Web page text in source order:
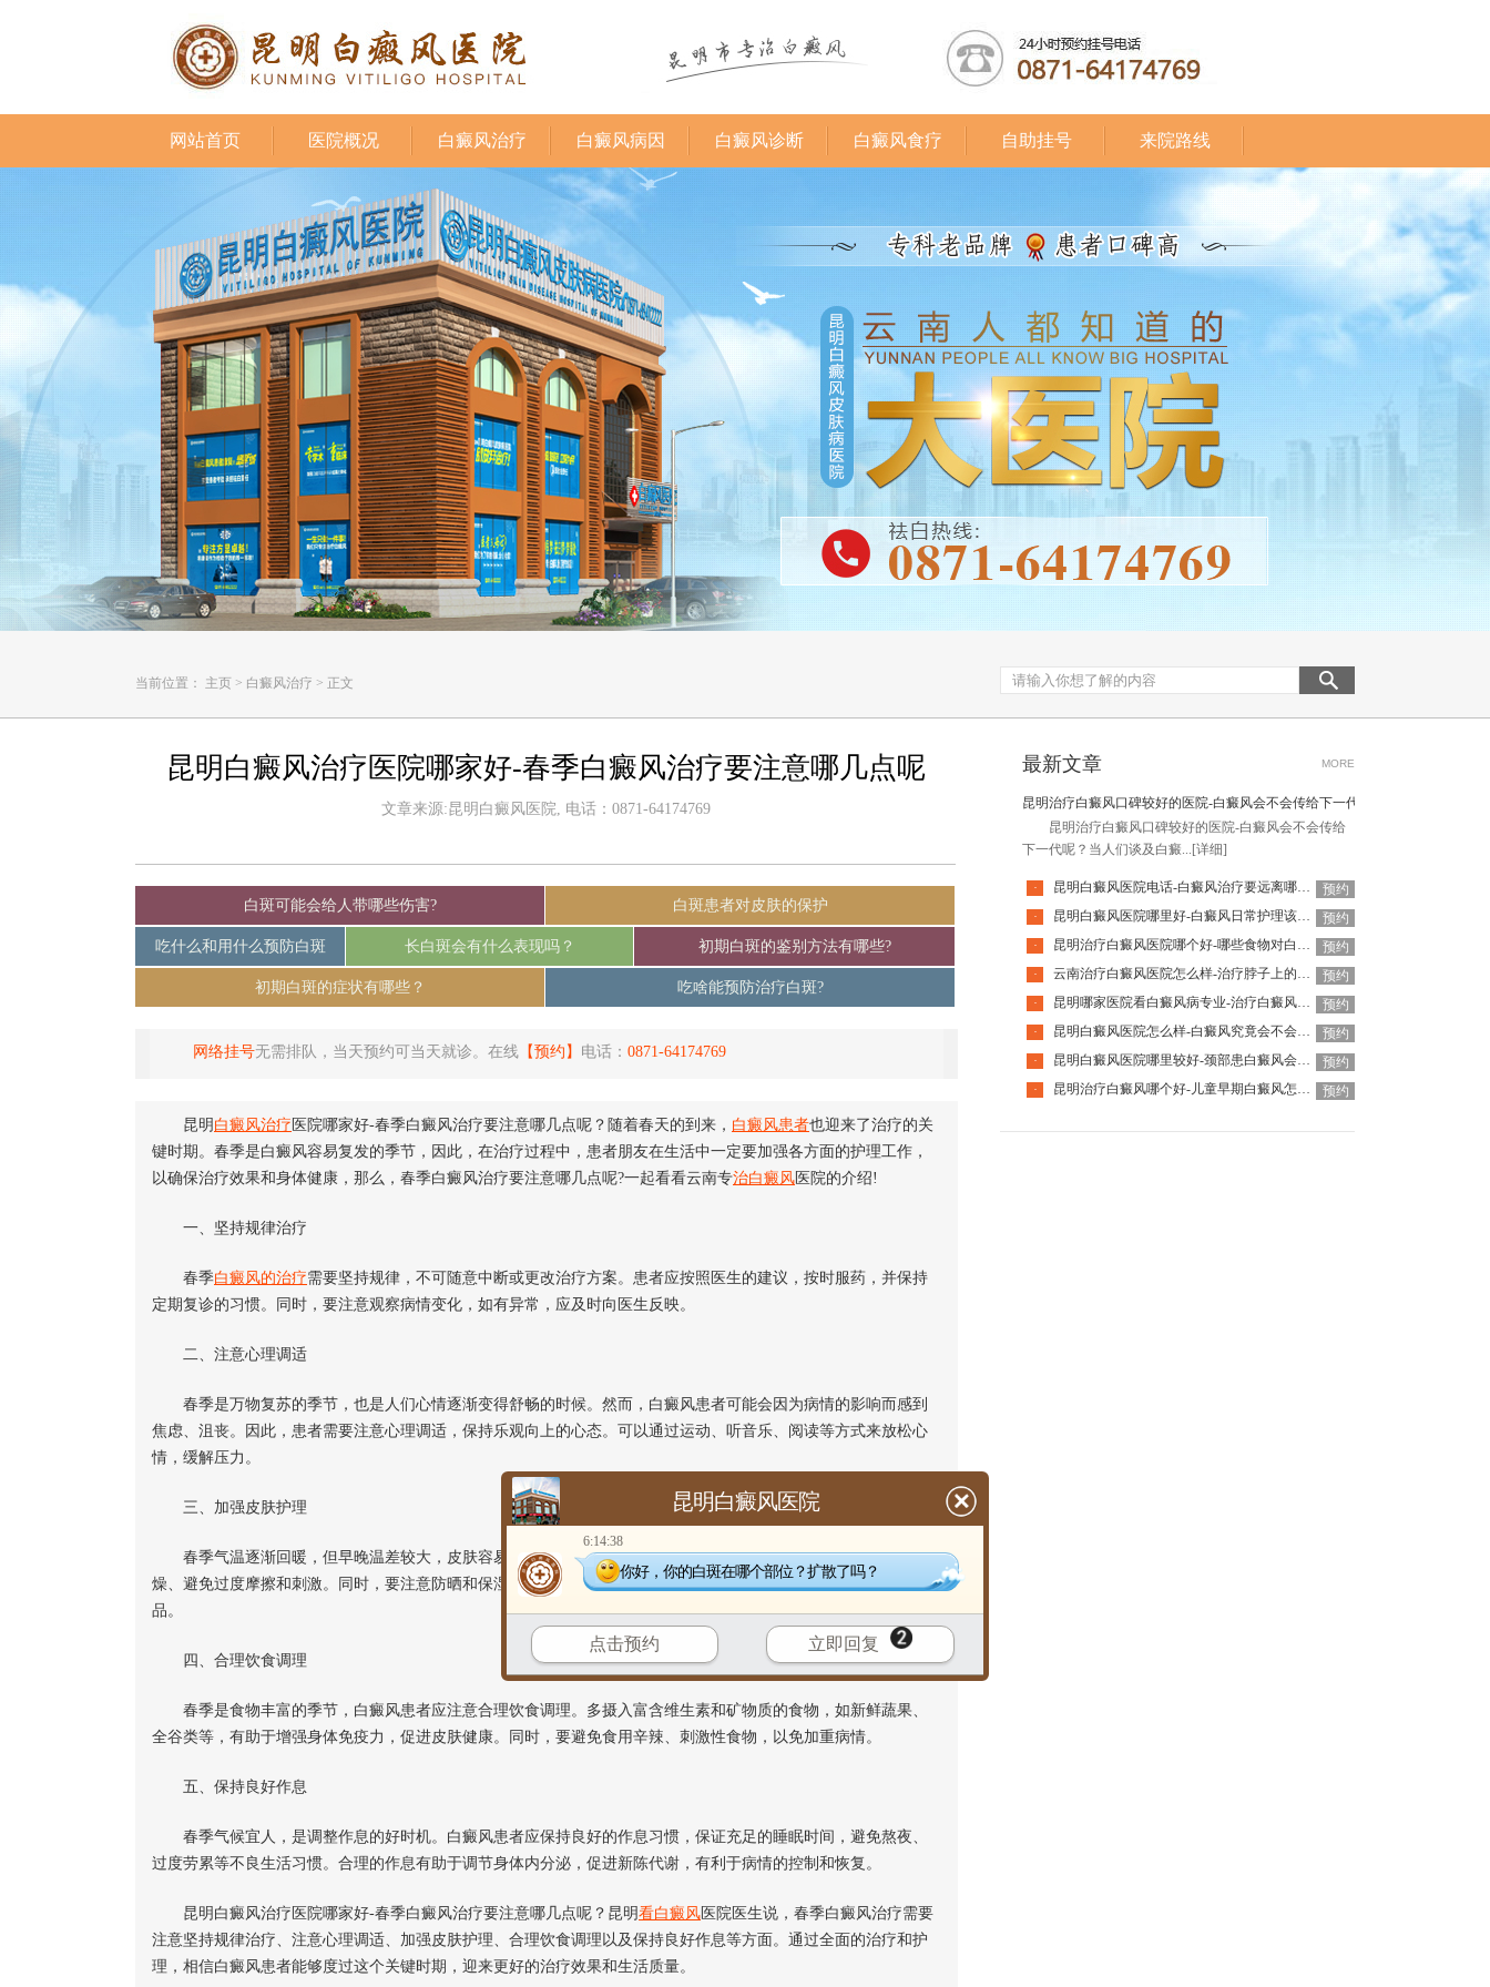
网站首页 医院概况 白癜风治疗 白癜风病因 白癜风诊断 白癜风食疗 自助挂号 来院路线
当前位置： 主页 > 白癜风治疗 > 正文
昆明白癜风治疗医院哪家好-春季白癜风治疗要注意哪几点呢
文章来源:昆明白癜风医院, 电话：0871-64174769
白斑可能会给人带哪些伤害? 白斑患者对皮肤的保护
吃什么和用什么预防白斑 长白斑会有什么表现吗？ 初期白斑的鉴别方法有哪些?
初期白斑的症状有哪些？ 吃啥能预防治疗白斑?
网络挂号无需排队，当天预约可当天就诊。在线 【预约】 电话： 0871-64174769
昆明 白癜风治疗 医院哪家好-春季白癜风治疗要注意哪几点呢？随着春天的到来， 白癜风患者也迎来了治疗的关
键时期。春季是白癜风容易复发的季节，因此，在治疗过程中，患者朋友在生活中一定要加强各方面的护理工作，
以确保治疗效果和身体健康，那么，春季白癜风治疗要注意哪几点呢?一起看看云南专治白癜风 医院的介绍!
一、坚持规律治疗
春季白癜风的治疗需要坚持规律，不可随意中断或更改治疗方案。患者应按照医生的建议，按时服药，并保持
定期复诊的习惯。同时，要注意观察病情变化，如有异常，应及时向医生反映。
二、注意心理调适
春季是万物复苏的季节，也是人们心情逐渐变得舒畅的时候。然而，白癜风患者可能会因为病情的影响而感到
焦虑、沮丧。因此，患者需要注意心理调适，保持乐观向上的心态。可以通过运动、听音乐、阅读等方式来放松心
情，缓解压力。
三、加强皮肤护理
春季气温逐渐回暖，但早晚温差较大，皮肤容易受到刺激。白癜风患者应加强皮肤护理，保持皮肤清洁、干
燥、避免过度摩擦和刺激。同时，要注意防晒和保湿，选择适合自己肤质的护肤品，避免使用含有刺激性成分的产
品。
四、合理饮食调理
春季是食物丰富的季节，白癜风患者应注意合理饮食调理。多摄入富含维生素和矿物质的食物，如新鲜蔬果、
全谷类等，有助于增强身体免疫力，促进皮肤健康。同时，要避免食用辛辣、刺激性食物，以免加重病情。
五、保持良好作息
春季气候宜人，是调整作息的好时机。白癜风患者应保持良好的作息习惯，保证充足的睡眠时间，避免熬夜、
过度劳累等不良生活习惯。合理的作息有助于调节身体内分泌，促进新陈代谢，有利于病情的控制和恢复。
昆明白癜风治疗医院哪家好-春季白癜风治疗要注意哪几点呢？昆明看白癜风 医院医生说，春季白癜风治疗需要
注意坚持规律治疗、注意心理调适、加强皮肤护理、合理饮食调理以及保持良好作息等方面。通过全面的治疗和护
理，相信白癜风患者能够度过这个关键时期，迎来更好的治疗效果和生活质量。
最新文章 MORE
昆明治疗白癜风口碑较好的医院-白癜风会不会传给下一代呢
昆明治疗白癜风口碑较好的医院-白癜风会不会传给
下一代呢？当人们谈及白癜... [详细]
· 昆明白癜风医院电话-白癜风治疗要远离哪些误区呢
预约
·
昆明白癜风医院哪里好-白癜风日常护理该如何做
预约
·
昆明治疗白癜风医院哪个好-哪些食物对白癜风病情不利呢
预约
·
云南治疗白癜风医院怎么样-治疗脖子上的白癜风要注意什么
预约
·
昆明哪家医院看白癜风病专业-治疗白癜风要避开哪些误区
预约
·
昆明白癜风医院怎么样-白癜风究竟会不会传染人呢
预约
·
昆明白癜风医院哪里较好-颈部患白癜风会有什么特征呢
预约
·
昆明治疗白癜风哪个好-儿童早期白癜风怎样识别呢 预约
昆明白癜风医院
6:14:38
你好，你的白斑在哪个部位？扩散了吗？
点击预约 立即回复